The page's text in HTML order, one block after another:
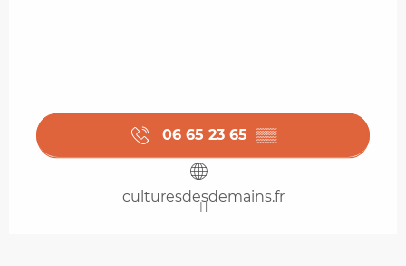
06 65 23 65 ▒▒
culturesdesdemains.fr